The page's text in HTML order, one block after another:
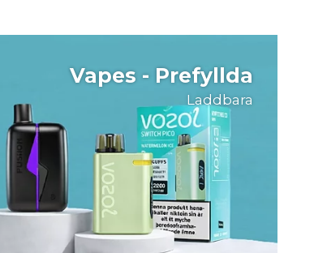
Vapes - Prefyllda
Laddbara